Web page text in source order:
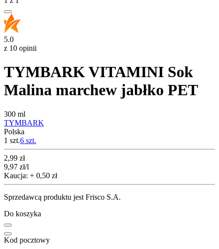
5.0
z 10 opinii
TYMBARK VITAMINI Sok
Malina marchew jabłko PET
300 ml
TYMBARK
Polska
1 szt.6 szt.
Cena
2,99 zł
9,97 zł/l
Kaucja: + 0,50 zł
Sprzedawcą produktu jest Frisco S.A.
Do koszyka
Kod pocztowy